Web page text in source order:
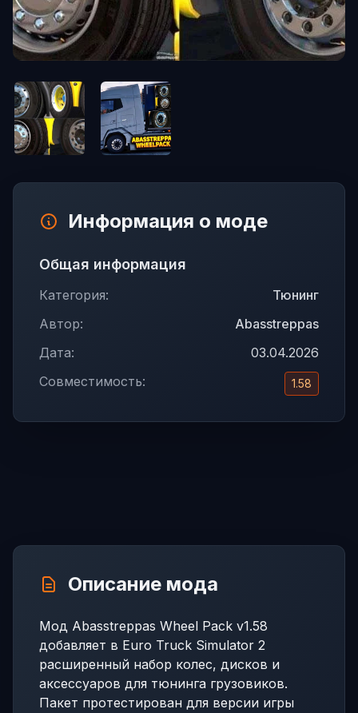
Информация о моде
Общая информация
Категория:
Тюнинг
Автор:
Abasstreppas
Дата:
03.04.2026
Совместимость:
1.58
Описание мода
Мод Abasstreppas Wheel Pack v1.58
добавляет в Euro Truck Simulator 2
расширенный набор колес, дисков и
аксессуаров для тюнинга грузовиков.
Пакет протестирован для версии игры